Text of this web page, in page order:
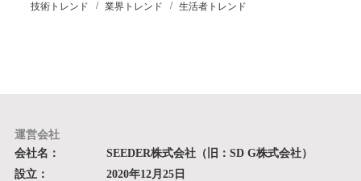
技術トレンド 業界トレンド 生活者トレンド
運営会社
会社名：
SEEDER株式会社（旧：SD G株式会社）
設立：
2020年12月25日